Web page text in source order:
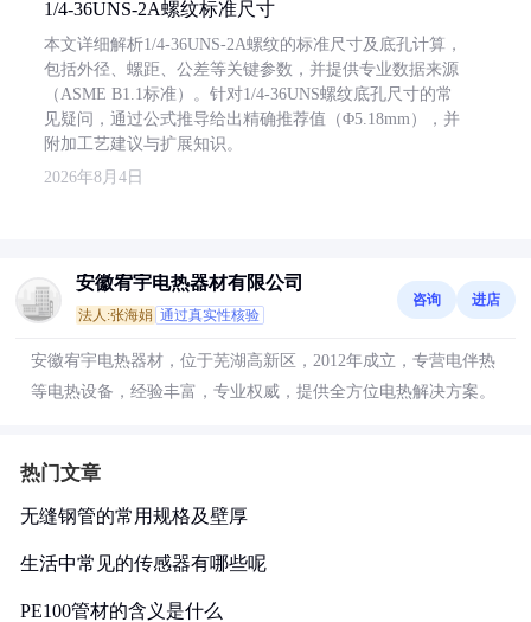
1/4-36UNS-2A螺纹标准尺寸
本文详细解析1/4-36UNS-2A螺纹的标准尺寸及底孔计算，
包括外径、螺距、公差等关键参数，并提供专业数据来源
（ASME B1.1标准）。针对1/4-36UNS螺纹底孔尺寸的常
见疑问，通过公式推导给出精确推荐值（Φ5.18mm），并
附加工艺建议与扩展知识。
2026年8月4日
安徽宥宇电热器材有限公司
法人:张海娟 通过真实性核验
咨询 进店
安徽宥宇电热器材，位于芜湖高新区，2012年成立，专营电伴热
等电热设备，经验丰富，专业权威，提供全方位电热解决方案。
热门文章
无缝钢管的常用规格及壁厚
生活中常见的传感器有哪些呢
PE100管材的含义是什么